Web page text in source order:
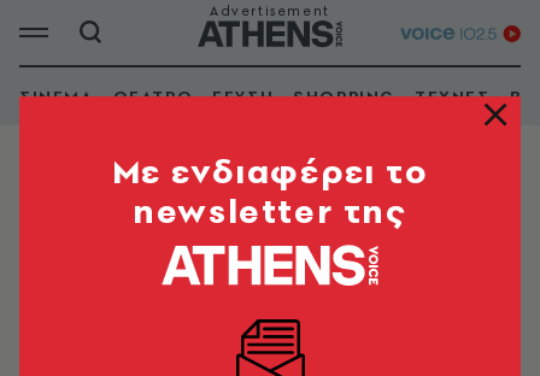
ΣΙΝΕΜΑ ΘΕΑΤΡΟ ΓΕΥΣΗ SHOPPING ΤΕΧΝΕΣ
ALTERNATIVE
Εμφάνιση φίλτρων
Mε ενδιαφέρει το
newsletter της